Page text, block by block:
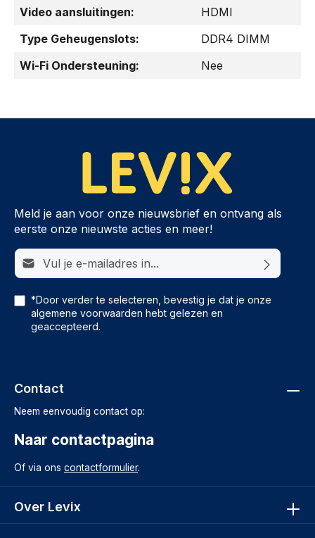
Video aansluitingen:
HDMI
Type Geheugenslots:
DDR4 DIMM
Wi-Fi Ondersteuning:
Nee
Meld je aan voor onze nieuwsbrief en ontvang als
eerste onze nieuwste acties en meer!
E-mailadres*
*Door verder te selecteren, bevestig je dat je onze
algemene voorwaarden hebt gelezen en
geaccepteerd.
Contact
Neem eenvoudig contact op:
Naar contactpagina
Of via ons contactformulier.
Over Levix